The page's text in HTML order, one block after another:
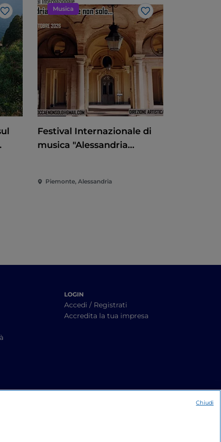
Like
Musica
Like
Festival Internazionale di
musica "Alessandria
Piemonte, Alessandria
LOGIN
Accedi / Registrati
Accredita la tua impresa
Chiudi